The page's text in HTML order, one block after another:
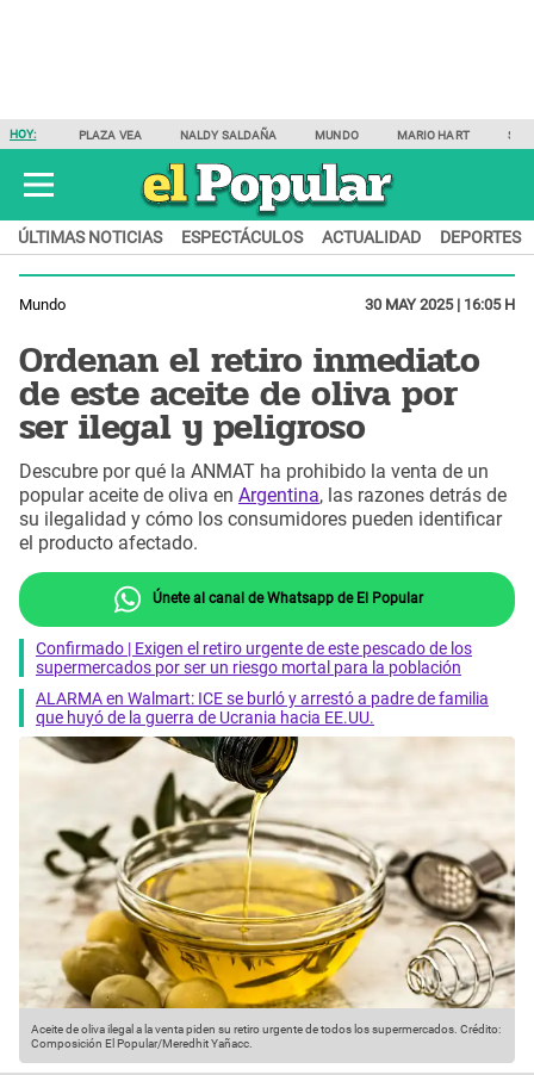
HOY: PLAZA VEA NALDY SALDAÑA MUNDO MARIO HART
ÚLTIMAS NOTICIAS ESPECTÁCULOS ACTUALIDAD DEPORTES
Mundo 30 MAY 2025 | 16:05 H
Ordenan el retiro inmediato
de este aceite de oliva por
ser ilegal y peligroso
Descubre por qué la ANMAT ha prohibido la venta de un
popular aceite de oliva en Argentina, las razones detrás de
su ilegalidad y cómo los consumidores pueden identificar
el producto afectado.
Únete al canal de Whatsapp de El Popular
Confirmado | Exigen el retiro urgente de este pescado de los
supermercados por ser un riesgo mortal para la población
ALARMA en Walmart: ICE se burló y arrestó a padre de familia
que huyó de la guerra de Ucrania hacia EE.UU.
Aceite de oliva ilegal a la venta piden su retiro urgente de todos los supermercados. Crédito:
Composición El Popular/Meredhit Yañacc.